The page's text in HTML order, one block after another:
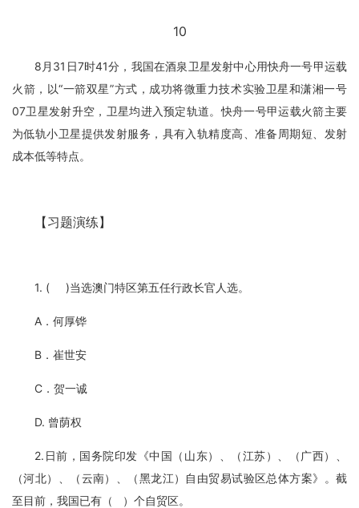
10
8月31日7时41分，我国在酒泉卫星发射中心用快舟一号甲运载
火箭，以“一箭双星”方式，成功将微重力技术实验卫星和潇湘一号
07卫星发射升空，卫星均进入预定轨道。快舟一号甲运载火箭主要
为低轨小卫星提供发射服务，具有入轨精度高、准备周期短、发射
成本低等特点。
【习题演练】
1. ( )当选澳门特区第五任行政长官人选。
A．何厚铧
B．崔世安
C．贺一诚
D. 曾荫权
2.日前，国务院印发《中国（山东）、（江苏）、（广西）、
（河北）、（云南）、（黑龙江）自由贸易试验区总体方案》。截
至目前，我国已有（ ）个自贸区。